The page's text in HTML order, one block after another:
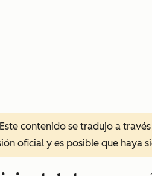
contenido se tradujo a
oficial y es posible que haya